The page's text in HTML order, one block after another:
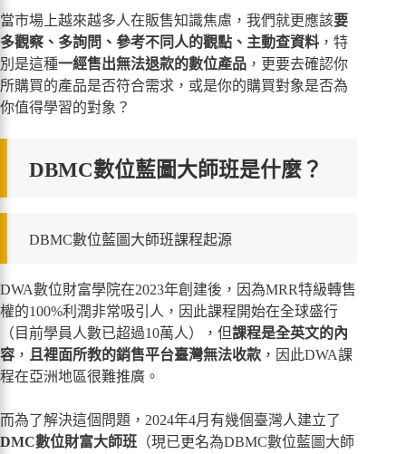
當市場上越來越多人在販售知識焦慮，我們就更應該要
多觀察、多詢問、參考不同人的觀點、主動查資料 ，特
別是這種一經售出無法退款的數位產品 ，更要去確認你
所購買的產品是否符合需求，或是你的購買對象是否為
你值得學習的對象？
DBMC數位藍圖大師班是什麼？
DBMC數位藍圖大師班課程起源
DWA數位財富學院在2023年創建後，因為MRR特級轉售
權的100%利潤非常吸引人，因此課程開始在全球盛行
（目前學員人數已超過10萬人），但課程是全英文的內
容 ， 且裡面所教的銷售平台臺灣無法收款 ，因此DWA課
程在亞洲地區很難推廣。
而為了解決這個問題，2024年4月有幾個臺灣人建立了
DMC數位財富大師班 （現已更名為DBMC數位藍圖大師